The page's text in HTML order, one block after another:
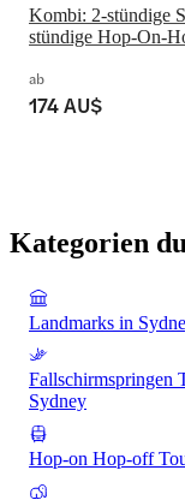
Kombi: 2-stündige
stündige Hop-On-
ab
174 AU$
Kategorien
Landmarks in
Fallschirmspringen
Sydney
Hop-on Hop-off